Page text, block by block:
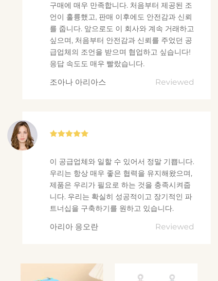
구매에 매우 만족합니다. 처음부터 제공된 조
언이 훌륭했고, 판매 이후에도 안전감과 신뢰
를 줍니다. 앞으로도 이 회사와 계속 거래하고
싶으며, 처음부터 안전감과 신뢰를 주었던 공
급업체의 조언을 받으며 협업하고 싶습니다!
응답 속도도 매우 빨랐습니다.
조아나 아리아스
Reviewed
이 공급업체와 일할 수 있어서 정말 기쁩니다.
우리는 항상 매우 좋은 협력을 유지해왔으며,
제품은 우리가 필요로 하는 것을 충족시켜줍
니다. 우리는 확실히 성공적이고 장기적인 파
트너십을 구축하기를 원하고 있습니다.
아리아 응오란
Reviewed